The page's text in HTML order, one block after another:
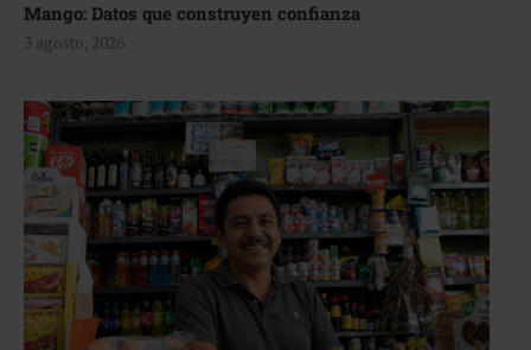
Mango: Datos que construyen confianza
3 agosto, 2026